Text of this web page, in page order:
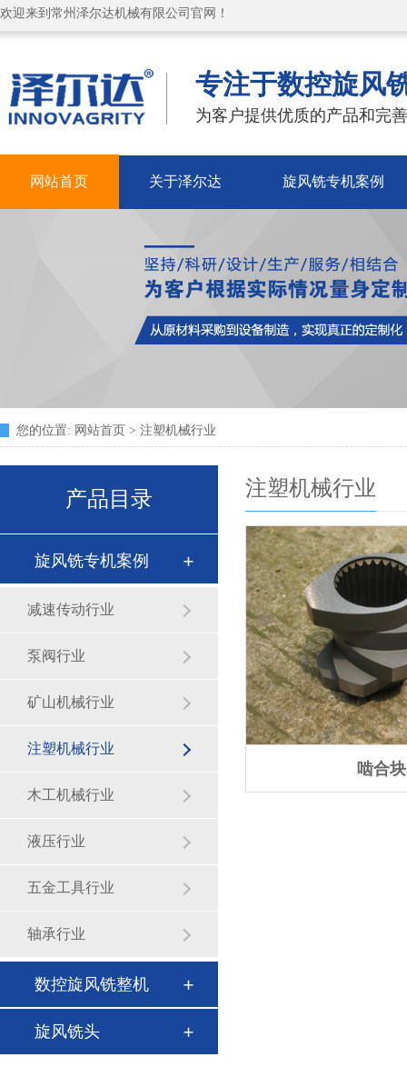
欢迎来到常州泽尔达机械有限公司官网！
专注于数控旋风
为客户提供优质的产品和完
网站首页 关于泽尔达 旋风铣专机案例
您的位置: 网站首页 > 注塑机械行业
产品目录
旋风铣专机案例
减速传动行业
泵阀行业
矿山机械行业
注塑机械行业
木工机械行业
液压行业
五金工具行业
轴承行业
数控旋风铣整机
旋风铣头
注塑机械行业
啮合块